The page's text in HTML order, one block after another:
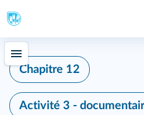
Chapitre 12
Activité 3 -